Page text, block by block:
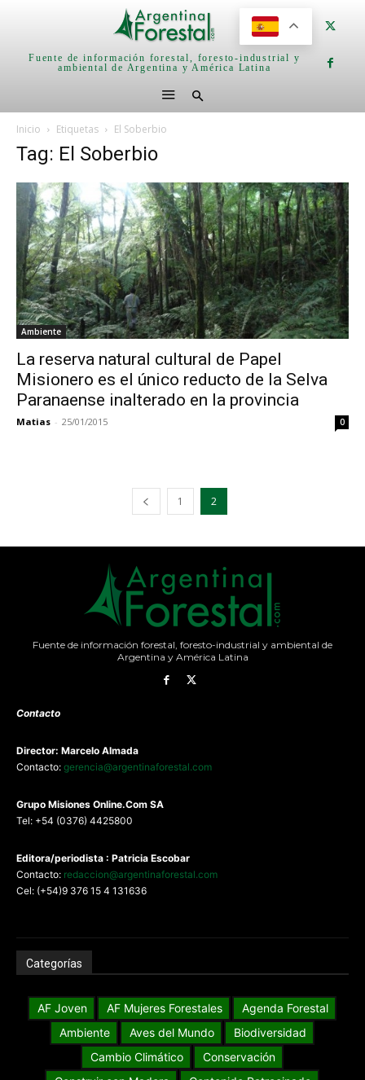
Fuente de información forestal, foresto-industrial y
ambiental de Argentina y América Latina
Inicio Etiquetas El Soberbio
Tag: El Soberbio
Ambiente
La reserva natural cultural de Papel
Misionero es el único reducto de la Selva
Paranaense inalterado en la provincia
Matias - 25/01/2015 0
1 2
Fuente de información forestal, foresto-industrial y ambiental de
Argentina y América Latina
Contacto
Director: Marcelo Almada
Contacto: gerencia@argentinaforestal.com
Grupo Misiones Online.Com SA
Tel: +54 (0376) 4425800
Editora/periodista : Patricia Escobar
Contacto: redaccion@argentinaforestal.com
Cel: (+54)9 376 15 4 131636
Categorías
AF Joven AF Mujeres Forestales
Agenda Forestal
Ambiente
Aves del Mundo
Biodiversidad
Cambio Climático
Conservación